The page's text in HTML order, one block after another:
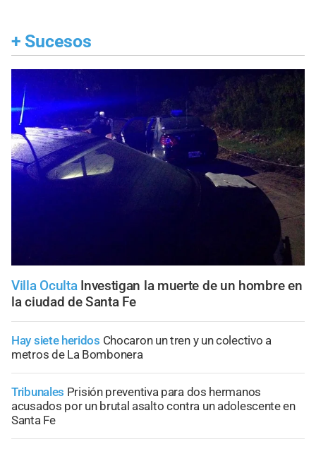
+ Sucesos
Villa Oculta Investigan la muerte de un hombre en
la ciudad de Santa Fe
Hay siete heridos Chocaron un tren y un colectivo a
metros de La Bombonera
Tribunales Prisión preventiva para dos hermanos
acusados por un brutal asalto contra un adolescente en
Santa Fe